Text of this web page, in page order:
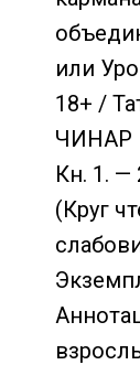
или
18+ /
ЧИНАР
Кн. 1. —
(Круг